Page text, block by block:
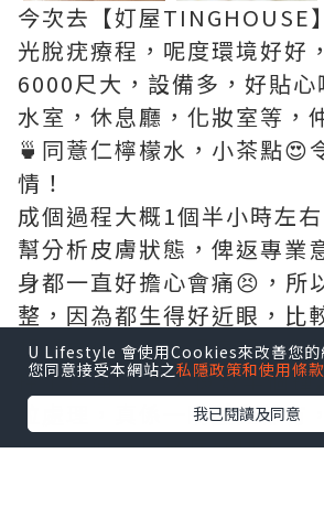
今次去【奵屋TINGHOUSE
光脫疣療程，呢度環境好好
6000尺大，設備多，好貼心
水室，休息廳，化妝室等，
🍵同薏仁檸檬水，小茶點😍
情！
成個過程大概1個半小時左
幫分析皮膚狀態，俾返專業
身都一直好擔心會痛😣，所
整，因為都生得好近眼，比
想講真係一啲都唔痛啊！療
搽上鎮痛膏 ，大概敷半個
粒處理，真係一啲感覺都冇
咗，成個過程無痛好快！🤗
U Lifestyle 會使用Cookies來改善您的
您同意接受本網站之私隱政策和使用條款
我已閱讀及同意